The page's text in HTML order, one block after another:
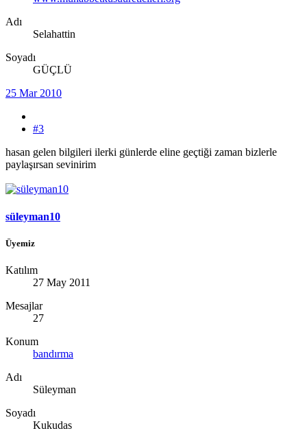
Adı
Selahattin
Soyadı
GÜÇLÜ
25 Mar 2010
#3
hasan gelen bilgileri ilerki günlerde eline geçtiği zaman bizlerle
paylaşırsan sevinirim
süleyman10
Üyemiz
Katılım
27 May 2011
Mesajlar
27
Konum
bandırma
Adı
Süleyman
Soyadı
Kukudas